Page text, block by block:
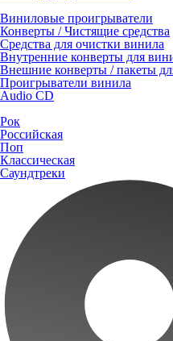
Виниловые проигрыватели
Конверты / Чистящие средства
Средства для очистки винила
Внутренние конверты для
Внешние конверты / пакеты
Проигрыватели винила
Audio CD
Рок
Российская
Поп
Классическая
Саундтреки